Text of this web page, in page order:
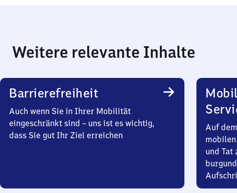
Weitere relevante Inhalte
Barrierefreiheit
Auch wenn Sie in Ihrer Mobilität
eingeschränkt sind – uns ist es wichtig,
dass Sie gut Ihr Ziel erreichen
Auf
und Tat